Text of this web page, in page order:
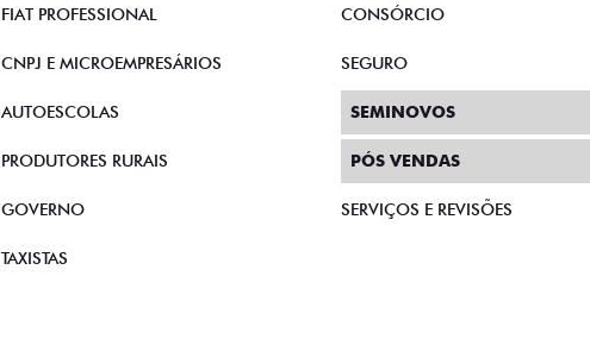
FIAT PROFESSIONAL
CNPJ E MICROEMPRESÁRIOS
AUTOESCOLAS
PRODUTORES RURAIS
GOVERNO
TAXISTAS
CONSÓRCIO
SEGURO
SEMINOVOS
PÓS VENDAS
SERVIÇOS E REVISÕES